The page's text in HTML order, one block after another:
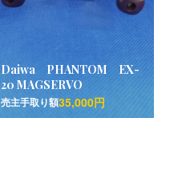
Daiwa PHANTOM EX-
20 MAGSERVO
売主手取り額35,000円